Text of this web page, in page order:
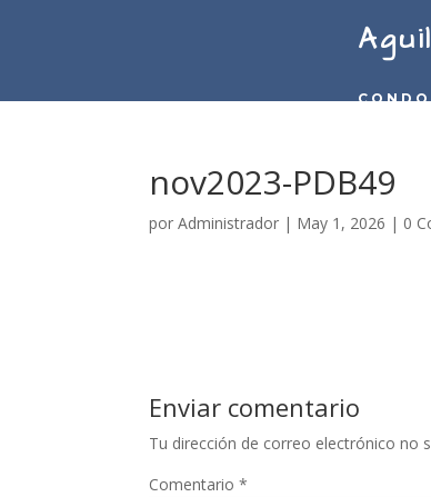
nov2023-PDB49
porAdministrador | May 1, 2026 | 0
Enviar comentario
Tu dirección de correo electrónico no
Comentario*